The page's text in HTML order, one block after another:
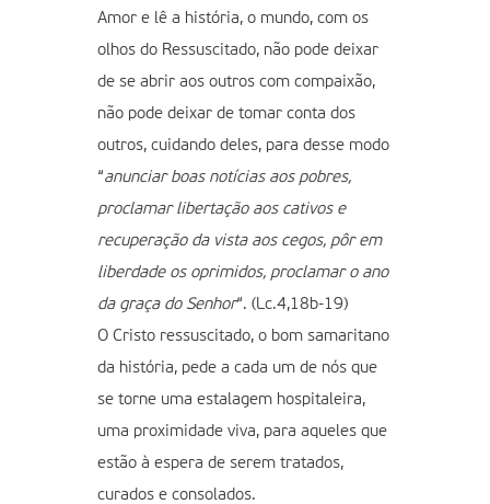
Amor e lê a história, o mundo, com os
olhos do Ressuscitado, não pode deixar
de se abrir aos outros com compaixão,
não pode deixar de tomar conta dos
outros, cuidando deles, para desse modo
“anunciar boas notícias aos pobres,
proclamar libertação aos cativos e
recuperação da vista aos cegos, pôr em
liberdade os oprimidos, proclamar o ano
da graça do Senhor“. (Lc.4,18b-19)
O Cristo ressuscitado, o bom samaritano
da história, pede a cada um de nós que
se torne uma estalagem hospitaleira,
uma proximidade viva, para aqueles que
estão à espera de serem tratados,
curados e consolados.